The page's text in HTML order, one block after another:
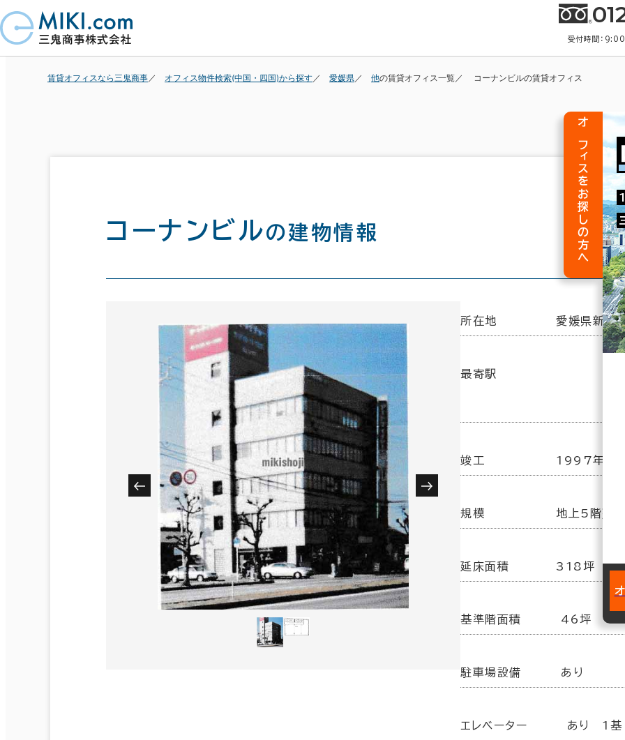
受付時間：
賃貸オフィスなら三鬼商事 オフィス物件検索(中国・四国)から探す 愛媛県 他の賃貸オフィス一覧 コーナンビルの賃貸オフィス
コーナンビルの建物情報
所在地 愛媛県新居
最寄駅
竣工 1997年
規模 地上5階建
延床面積 318坪
基準階面積 46坪
駐車場設備 あり
エレベーター あり 1基
オフィスをお探しの方へ